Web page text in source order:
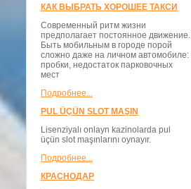
КАК ВЫБРАТЬ ХОРОШЕЕ ТАКСИ
Современный ритм жизни
предполагает постоянное движение.
Быть мобильным в городе порой
сложно даже на личном автомобиле:
пробки, недостаток парковочных
мест
Подробнее...
PUL ÜÇÜN SLOT MAŞIN
Lisenziyalı onlayn kazinolarda pul
üçün slot maşınlarını oynayır.
Подробнее...
КРАСНОДАР